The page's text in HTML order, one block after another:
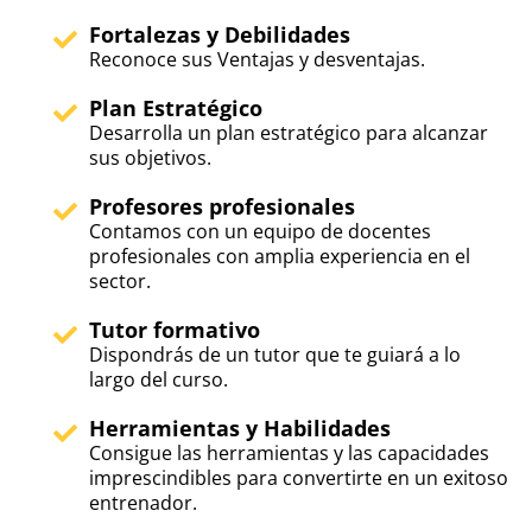
Fortalezas y Debilidades
Reconoce sus Ventajas y desventajas.
Plan Estratégico
Desarrolla un plan estratégico para alcanzar
sus objetivos.
Profesores profesionales
Contamos con un equipo de docentes
profesionales con amplia experiencia en el
sector.
Tutor formativo
Dispondrás de un tutor que te guiará a lo
largo del curso.
Herramientas y Habilidades
Consigue las herramientas y las capacidades
imprescindibles para convertirte en un exitoso
entrenador.